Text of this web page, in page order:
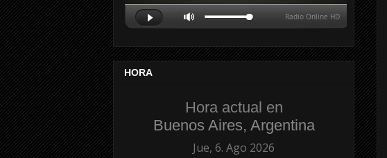
HORA
Hora actual en
Buenos Aires, Argentina